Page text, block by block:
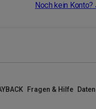
Noch kein
Fragen & Hilfe